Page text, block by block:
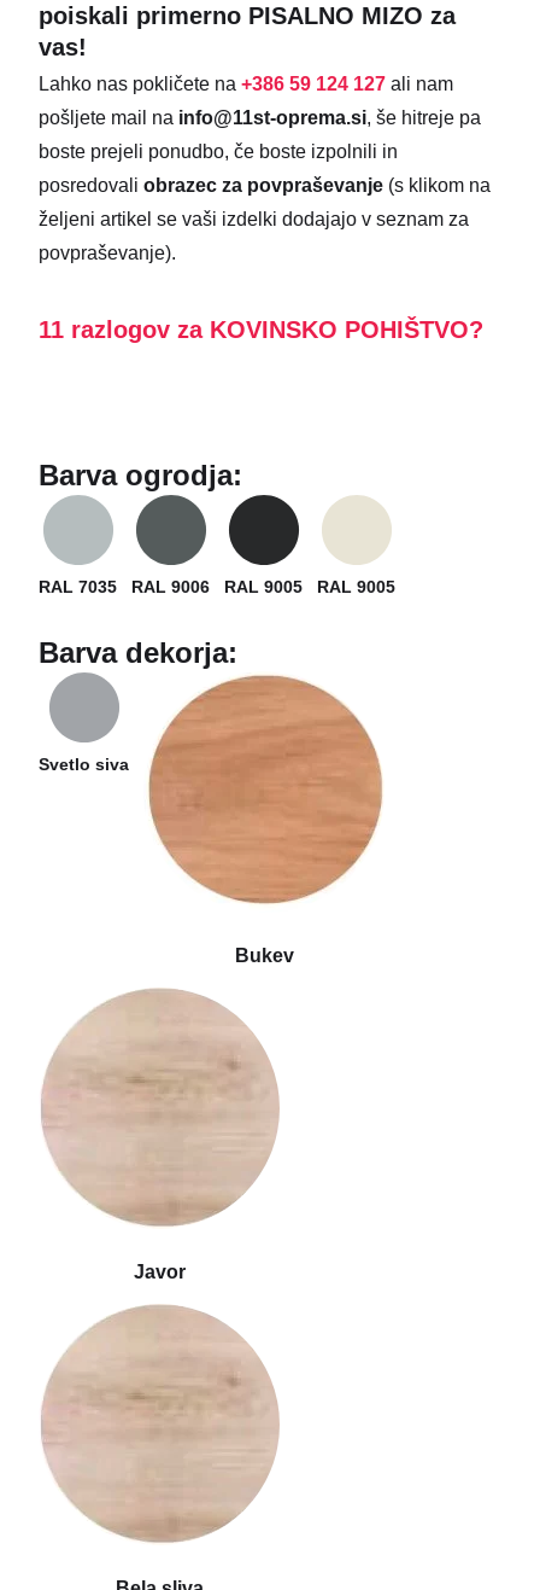
poiskali primerno PISALNO MIZO za
vas!
Lahko nas pokličete na +386 59 124 127 ali nam
pošljete mail na info@11st-oprema.si, še hitreje pa
boste prejeli ponudbo, če boste izpolnili in
posredovali obrazec za povpraševanje (s klikom na
željeni artikel se vaši izdelki dodajajo v seznam za
povpraševanje).
11 razlogov za KOVINSKO POHIŠTVO?
Barva ogrodja:
RAL 7035 RAL 9006 RAL 9005 RAL 9005
Barva dekorja:
Svetlo siva
Bukev
Javor